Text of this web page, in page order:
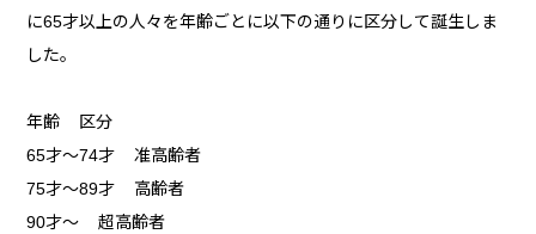
に65才以上の人々を年齢ごとに以下の通りに区分して誕生しま
した。
年齢 区分
65才～74才 准高齢者
75才～89才 高齢者
90才～ 超高齢者